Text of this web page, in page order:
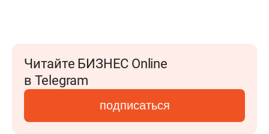
Читайте БИЗНЕС Online
в Telegram
подписаться